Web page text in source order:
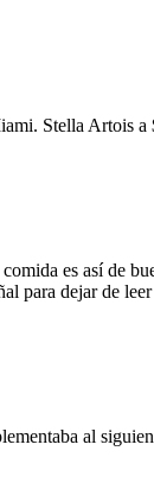
Stella Artois
es así de
para dejar de
al